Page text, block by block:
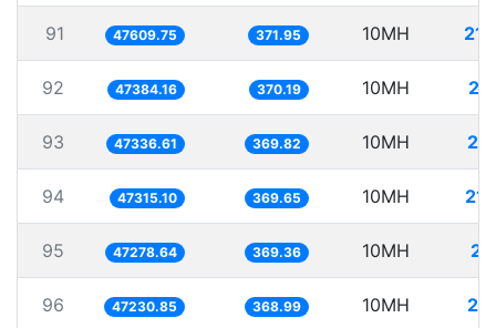
91 47609.75 371.95 10MH
92 47384.16 370.19 10MH
93 47336.61 369.82 10MH
94 47315.10 369.65 10MH
95 47278.64 369.36 10MH
96 47230.85 368.99 10MH